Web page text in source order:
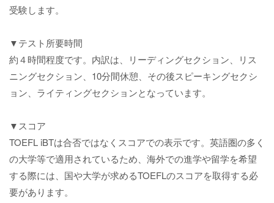
受験します。
▼テスト所要時間
約４時間程度です。内訳は、リーディングセクション、リス
ニングセクション、10分間休憩、その後スピーキングセクシ
ョン、ライティングセクションとなっています。
▼スコア
TOEFL iBTは合否ではなくスコアでの表示です。英語圏の多く
の大学等で適用されているため、海外での進学や留学を希望
する際には、国や大学が求めるTOEFLのスコアを取得する必
要があります。